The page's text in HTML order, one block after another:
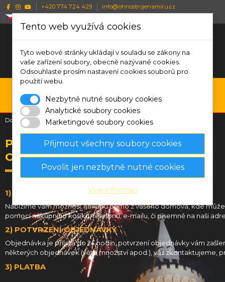
+420 774 724 429
info@ohnostrojenamiru.cz
Menu Vyhledávání Přihlásit se
Domů Platba, dodání a reklamace Ohňostroje na míru
Platba, dodání a reklamace
Ohňostroje na míru
1) OBJEDNÁVÁNÍ
Nabízíme vám možnost nákupu přímo z vašeho domova, kde
pomocí nákupního košíku, telefonu, e-mailu, či písemně na naši
2) POTVRZENÍ OBJEDNÁVKY
Objednávka je přijata do 24 hodin, potvrzení objednávky vám
některých objednávek (větší množství apod.), vás zkontaktujeme,
3) PLATBA
Tento web využívá cookies
Tyto webové stránky ukládají v souladu se zákony na
vaše zařízení soubory, obecně nazývané cookies.
Odsouhlaste prosím nastavení cookies souborů pro
použití webu.
Nezbytně nutné soubory cookies
Analytické soubory cookies
Marketingové soubory cookies
Přijmout všechny soubory cookies
Povolit jen nezbytně nutné cookies
Více informací